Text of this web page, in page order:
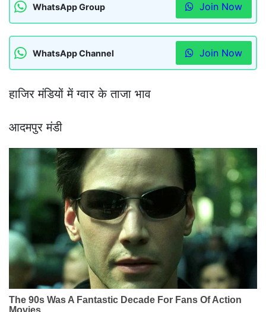
WhatsApp Group Join Now
WhatsApp Channel Join Now
हाजिर मंडियों में ग्वार के ताजा भाव
आदमपुर मंडी